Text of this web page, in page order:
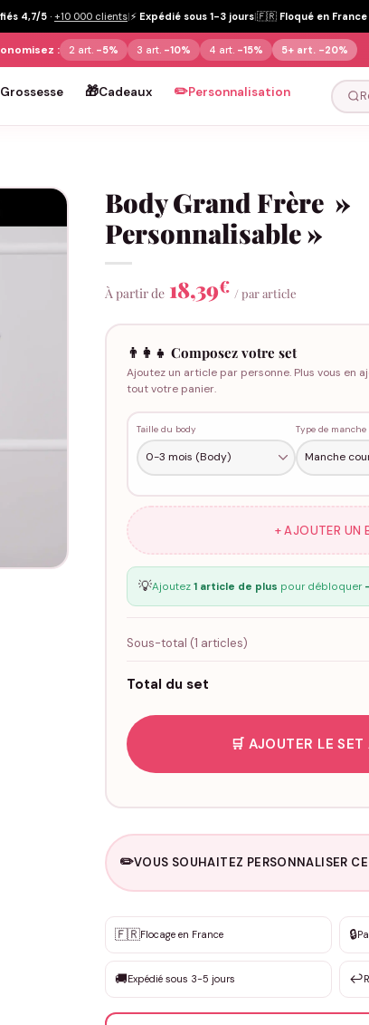
4,7/5 · +10 000 clients|⚡ Expédié sous 1-3 jours|🇫🇷 Floqué en France
: 2 art. -5% 3 art. -10% 4 art. -15% 5+ art. -20%
Grossesse 🎁Cadeaux ✏️Personnalisation
Body Grand Frère »
Personnalisable »
À partir de 18,39€ / par article
👨‍👩‍👧 Composez votre set
Ajoutez un article par personne. Plus vous en
tout votre panier.
Taille du body Type de manche
+ AJOUTER UN
💡Ajoutez 1 article de plus pour débloquer
Sous-total (1 articles)
Total du set
🛒 AJOUTER LE SET
✏️VOUS SOUHAITEZ PERSONNALISER
✨ Personnalisation sur mesure
DEVIS GRATUIT · Personnalisation de 3 à 10€
Que souhaitez-vous ?
🇫🇷Flocage en France 🔒
🚚Expédié sous 3-5 jours ↩️